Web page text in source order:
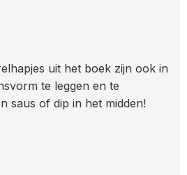
uit het boek zijn ook in
te leggen en te
saus of dip in het midden!